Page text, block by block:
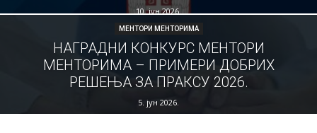
10. јун 2026.
МЕНТОРИ МЕНТОРИМА
НАГРАДНИ КОНКУРС МЕНТОРИ
МЕНТОРИМА – ПРИМЕРИ ДОБРИХ
РЕШЕЊА ЗА ПРАКСУ 2026.
5. јун 2026.